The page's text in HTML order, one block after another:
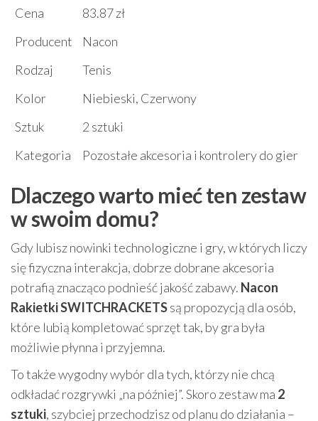
Cena
83.87 zł
Producent
Nacon
Rodzaj
Tenis
Kolor
Niebieski, Czerwony
Sztuk
2 sztuki
Kategoria
Pozostałe akcesoria i kontrolery do gier
Dlaczego warto mieć ten zestaw
w swoim domu?
Gdy lubisz nowinki technologiczne i gry, w których liczy
się fizyczna interakcja, dobrze dobrane akcesoria
potrafią znacząco podnieść jakość zabawy. Nacon
Rakietki SWITCHRACKETSsą propozycją dla osób,
które lubią kompletować sprzęt tak, by gra była
możliwie płynna i przyjemna.
To także wygodny wybór dla tych, którzy nie chcą
odkładać rozgrywki „na później”. Skoro zestaw ma 2
sztuki, szybciej przechodzisz od planu do działania –